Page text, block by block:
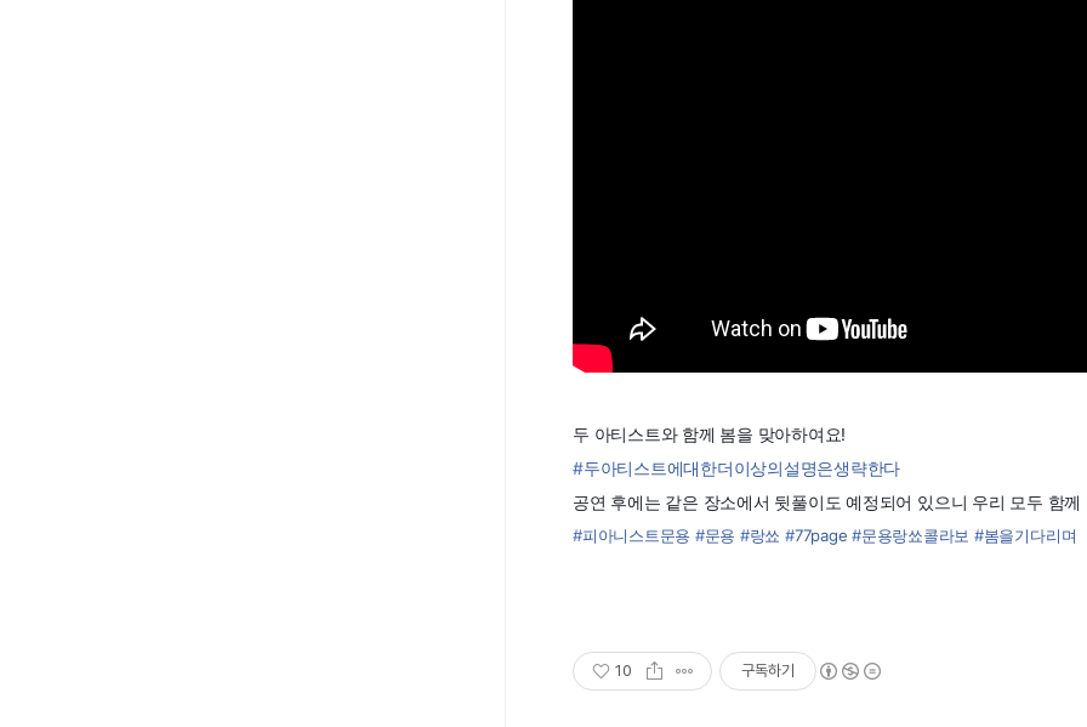
두 아티스트와 함께 봄을 맞아하여요!
#두아티스트에대한더이상의설명은생략한다
공연 후에는 같은 장소에서 뒷풀이도 예정되어 있으니 우리 모두 함
#피아니스트문용 #문용 #랑쑈 #77page #문용랑쑈콜라보 #봄을기다리며
10 구독하기